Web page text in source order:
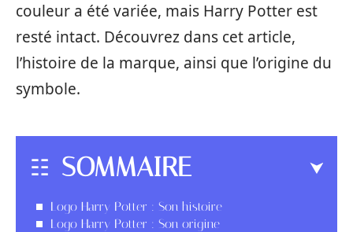
couleur a été variée, mais Harry Potter est
resté intact. Découvrez dans cet article,
l’histoire de la marque, ainsi que l’origine du
symbole.
SOMMAIRE
Logo Harry Potter : Son histoire
Logo Harry Potter : Son origine